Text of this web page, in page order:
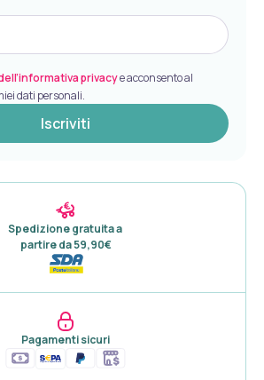
privacye acconsento al
dati personali.
Iscriviti
Spedizione gratuita a
partire da 59,90€
Pagamenti sicuri